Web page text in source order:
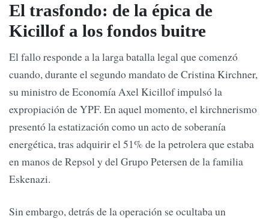
El trasfondo: de la épica de
Kicillof a los fondos buitre
El fallo responde a la larga batalla legal que comenzó
cuando, durante el segundo mandato de Cristina Kirchner,
su ministro de Economía Axel Kicillof impulsó la
expropiación de YPF. En aquel momento, el kirchnerismo
presentó la estatización como un acto de soberanía
energética, tras adquirir el 51% de la petrolera que estaba
en manos de Repsol y del Grupo Petersen de la familia
Eskenazi.
Sin embargo, detrás de la operación se ocultaba un